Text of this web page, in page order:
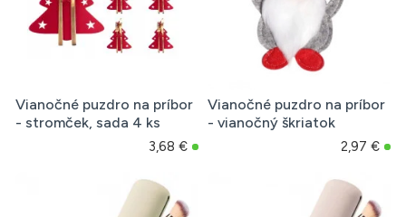
Vianočné puzdro na príbor
- stromček, sada 4 ks
3,68 €
Vianočné puzdro na príbor
- vianočný škriatok
2,97 €